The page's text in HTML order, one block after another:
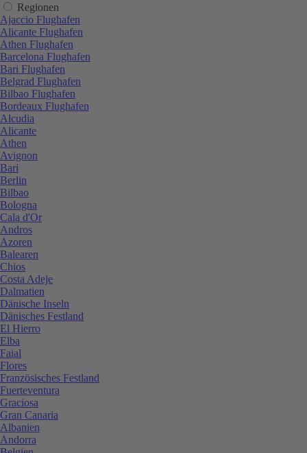
Regionen
Ajaccio Flughafen
Alicante Flughafen
Athen Flughafen
Barcelona Flughafen
Bari Flughafen
Belgrad Flughafen
Bilbao Flughafen
Bordeaux Flughafen
Alcudia
Alicante
Athen
Avignon
Bari
Berlin
Bilbao
Bologna
Cala d'Or
Andros
Azoren
Balearen
Chios
Costa Adeje
Dalmatien
Dänische Inseln
Dänisches Festland
El Hierro
Elba
Faial
Flores
Französisches Festland
Fuerteventura
Graciosa
Gran Canaria
Albanien
Andorra